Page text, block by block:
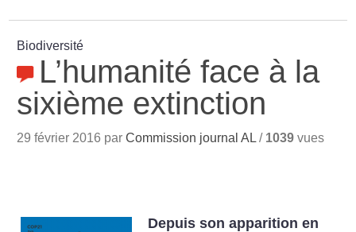
Biodiversité
L’humanité face à la
sixième extinction
29 février 2016 parCommission journal AL / 1039 vues
Depuis son apparition en